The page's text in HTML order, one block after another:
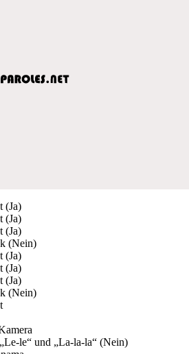
(Ja)
(Ja)
(Ja)
(Nein)
(Ja)
(Ja)
(Ja)
(Nein)
le“ und „La-la-la“ (Nein)